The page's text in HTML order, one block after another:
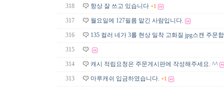
318 항상 잘 쓰고 있습니다 +1
317 월요일에 127필름 맡긴 사람입니다.
316 135 컬러 네가 3롤 현상 밀착 고화질 jpg스캔 주문
315
314 캐시 적립요청은 주문게시판에 작성해주세요. ^^
313 마루캐쉬 입금하였습니다. +1